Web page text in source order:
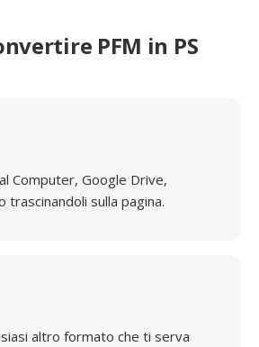
PFM in PS
Computer, Google Drive,
trascinandoli sulla pagina.
altro formato che ti serva